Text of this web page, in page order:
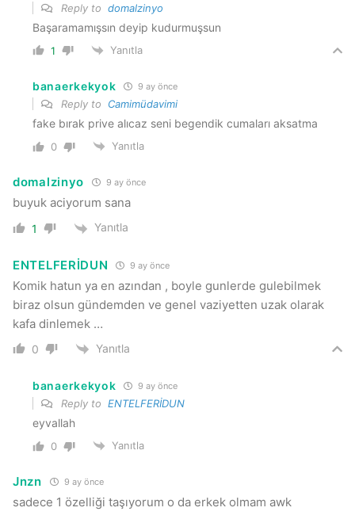
Reply to domalzinyo
Başaramamışsın deyip kudurmuşsun
1 Yanıtla
banaerkekyok 9 ay önce
Reply to Camimüdavimi
fake bırak prive alıcaz seni begendik cumaları aksatma
0 Yanıtla
domalzinyo 9 ay önce
buyuk aciyorum sana
1 Yanıtla
ENTELFERİDUN 9 ay önce
Komik hatun ya en azından , boyle gunlerde gulebilmek
biraz olsun gündemden ve genel vaziyetten uzak olarak
kafa dinlemek …
0 Yanıtla
banaerkekyok 9 ay önce
Reply to ENTELFERİDUN
eyvallah
0 Yanıtla
Jnzn 9 ay önce
sadece 1 özelliği taşıyorum o da erkek olmam awk